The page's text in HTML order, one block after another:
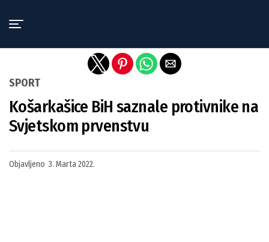
SPORT
Košarkašice BiH saznale protivnike na
Svjetskom prvenstvu
Objavljeno 3. Marta 2022.